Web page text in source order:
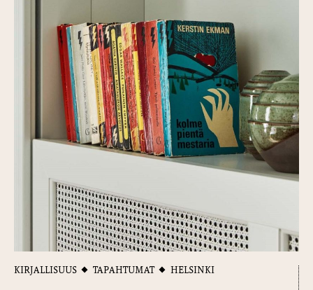
KIRJALLISUUS TAPAHTUMAT HELSINKI